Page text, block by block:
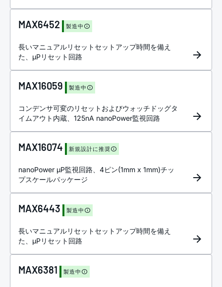
MAX6452 製造中
長いマニュアルリセットセットアップ時間を備え
た、µPリセット回路
MAX16059 製造中
コンデンサ可変のリセットおよびウォッチドッグタ
イムアウト内蔵、125nA nanoPower監視回路
MAX16074 新規設計に推奨
nanoPower µP監視回路、4ピン(1mm x 1mm)チッ
プスケールパッケージ
MAX6443 製造中
長いマニュアルリセットセットアップ時間を備え
た、µPリセット回路
MAX6381 製造中